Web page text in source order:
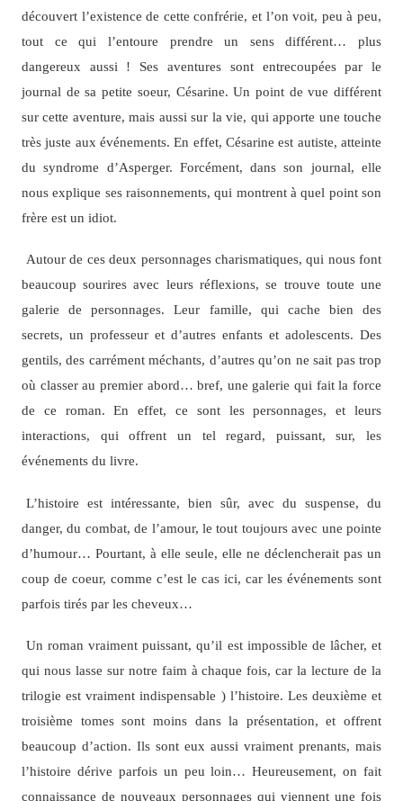
découvert l’existence de cette confrérie, et l’on voit, peu à peu,
tout ce qui l’entoure prendre un sens différent… plus
dangereux aussi ! Ses aventures sont entrecoupées par le
journal de sa petite soeur, Césarine. Un point de vue différent
sur cette aventure, mais aussi sur la vie, qui apporte une touche
très juste aux événements. En effet, Césarine est autiste, atteinte
du syndrome d’Asperger. Forcément, dans son journal, elle
nous explique ses raisonnements, qui montrent à quel point son
frère est un idiot.
Autour de ces deux personnages charismatiques, qui nous font
beaucoup sourires avec leurs réflexions, se trouve toute une
galerie de personnages. Leur famille, qui cache bien des
secrets, un professeur et d’autres enfants et adolescents. Des
gentils, des carrément méchants, d’autres qu’on ne sait pas trop
où classer au premier abord… bref, une galerie qui fait la force
de ce roman. En effet, ce sont les personnages, et leurs
interactions, qui offrent un tel regard, puissant, sur, les
événements du livre.
L’histoire est intéressante, bien sûr, avec du suspense, du
danger, du combat, de l’amour, le tout toujours avec une pointe
d’humour… Pourtant, à elle seule, elle ne déclencherait pas un
coup de coeur, comme c’est le cas ici, car les événements sont
parfois tirés par les cheveux…
Un roman vraiment puissant, qu’il est impossible de lâcher, et
qui nous lasse sur notre faim à chaque fois, car la lecture de la
trilogie est vraiment indispensable ) l’histoire. Les deuxième et
troisième tomes sont moins dans la présentation, et offrent
beaucoup d’action. Ils sont eux aussi vraiment prenants, mais
l’histoire dérive parfois un peu loin… Heureusement, on fait
connaissance de nouveaux personnages qui viennent une fois